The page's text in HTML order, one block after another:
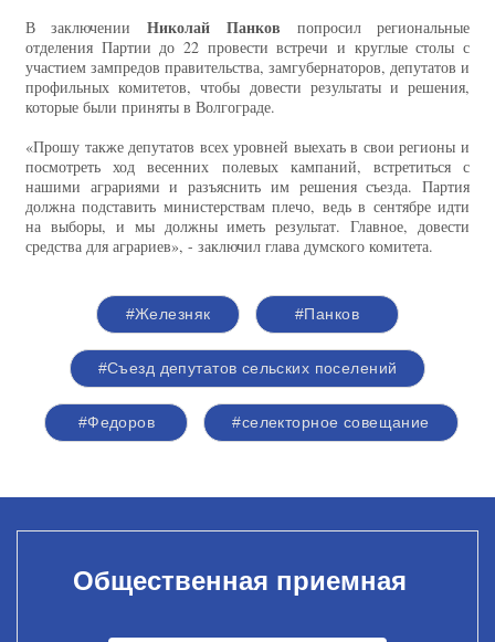
В заключенииНиколай Панков попросил региональные
отделения Партии до 22 провести встречи и круглые столы с
участием зампредов правительства, замгубернаторов, депутатов и
профильных комитетов, чтобы довести результаты и решения,
которые были приняты в Волгограде.
«Прошу также депутатов всех уровней выехать в свои регионы и
посмотреть ход весенних полевых кампаний, встретиться с
нашими аграриями и разъяснить им решения съезда. Партия
должна подставить министерствам плечо, ведь в сентябре идти
на выборы, и мы должны иметь результат. Главное, довести
средства для аграриев», - заключил глава думского комитета.
#Железняк #Панков
#Съезд депутатов сельских поселений
#Федоров #селекторное совещание
Общественная приемная